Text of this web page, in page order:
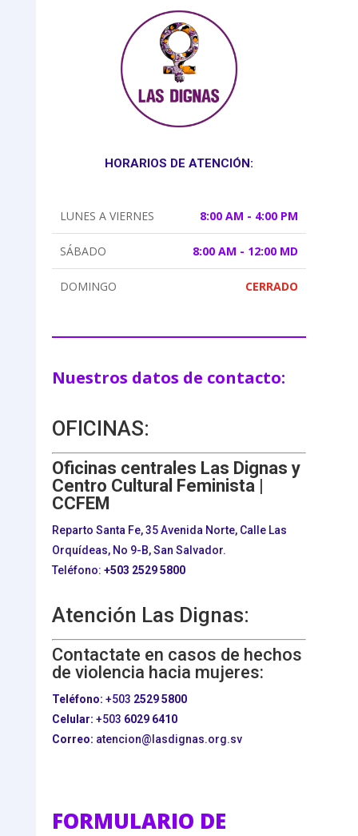
HORARIOS DE ATENCIÓN:
LUNES A VIERNES 8:00 AM - 4:00 PM
SÁBADO 8:00 AM - 12:00 MD
DOMINGO CERRADO
Nuestros datos de contacto:
OFICINAS:
Oficinas centrales Las Dignas y
Centro Cultural Feminista |
CCFEM
Reparto Santa Fe, 35 Avenida Norte, Calle Las
Orquídeas, No 9-B, San Salvador.
Teléfono: +503 2529 5800
Atención Las Dignas:
Contactate en casos de hechos
de violencia hacia mujeres:
Teléfono: +503 2529 5800
Celular: +503 6029 6410
Correo: atencion@lasdignas.org.sv
FORMULARIO DE